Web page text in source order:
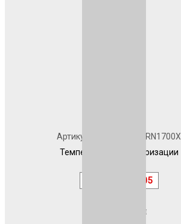
Артикул
3005PERN1700X
Температура полимеризации
3005
гладкая